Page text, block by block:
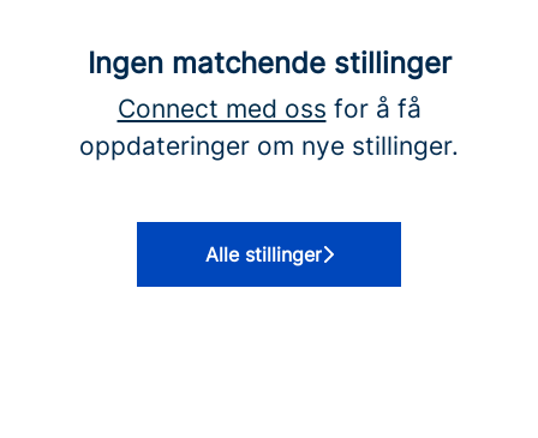
Ingen matchende stillinger
Connect med oss for å få
oppdateringer om nye stillinger.
Alle stillinger